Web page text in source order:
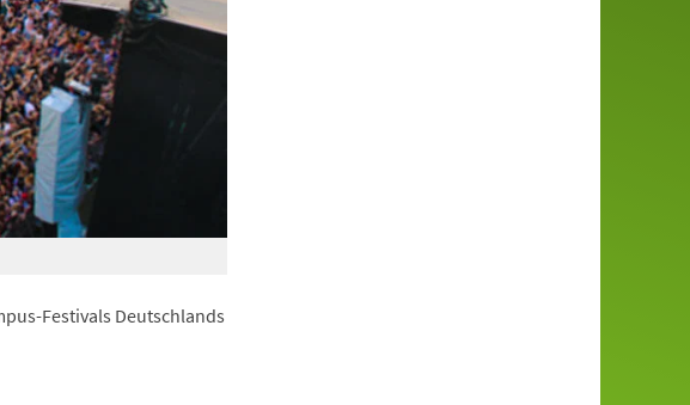
Festivals Deutschlands